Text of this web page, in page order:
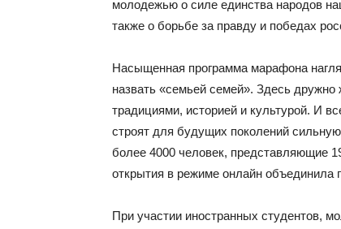
молодежью о силе единства народов
также о борьбе за правду и победах
Насыщенная программа марафона
назвать «семьей семей». Здесь
традициями, историей и культурой. И
строят для будущих поколений
более 4000 человек, представляющие
открытия в режиме онлайн объединила
При участии иностранных студентов,